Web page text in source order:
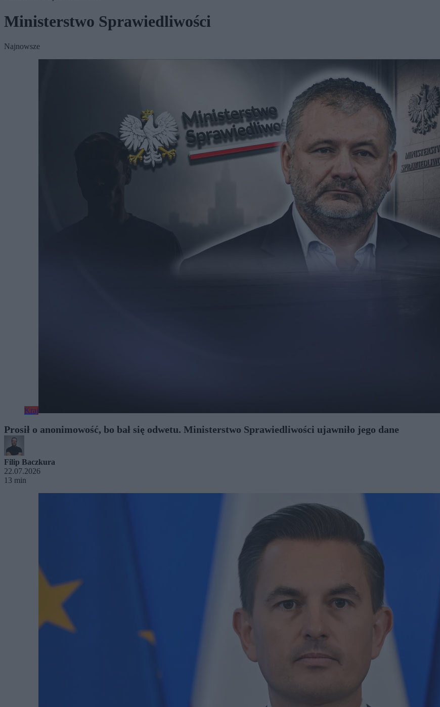
Ministerstwo Sprawiedliwości
Najnowsze
Kraj
Prosił o anonimowość, bo bał się odwetu. Ministerstwo Sprawiedliwości ujawniło jego dane
Filip Baczkura
22.07.2026
13 min